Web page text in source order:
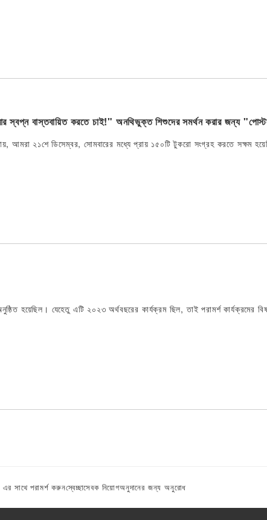
বাস্তবায়িত করতে চাই!" অনথিভুক্ত শিশুদের সমর্থন করার জন্য
আমরা ২১শে ডিসেম্বর, সোমবারের মধ্যে প্রায় ১৫০টি টুকরো সংগ্রহ করতে সক্ষম
হয়েছিল। যেহেতু এটি ২০২৩ অর্থবছরের কার্যক্রম ছিল, তাই পরামর্শ কার্যক্রমের
সাথে পরামর্শ করুনস্বেচ্ছাসেবক নিয়োগঅনুদানের জন্য অনুরোধ